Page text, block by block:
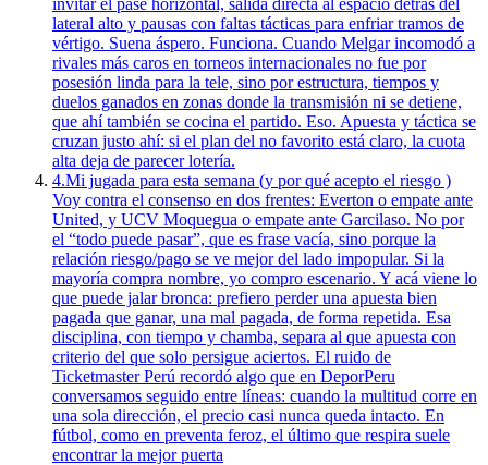
lateral alto y pausas con faltas tácticas para enfriar tramos de
vértigo. Suena áspero. Funciona. Cuando Melgar incomodó a
rivales más caros en torneos internacionales no fue por
posesión linda para la tele, sino por estructura, tiempos y
duelos ganados en zonas donde la transmisión ni se detiene,
que ahí también se cocina el partido. Eso. Apuesta y táctica se
cruzan justo ahí: si el plan del no favorito está claro, la cuota
alta deja de parecer lotería.
4.Mi jugada para esta semana (y por qué acepto el riesgo )
Voy contra el consenso en dos frentes: Everton o empate ante
United, y UCV Moquegua o empate ante Garcilaso. No por
el “todo puede pasar”, que es frase vacía, sino porque la
relación riesgo/pago se ve mejor del lado impopular. Si la
mayoría compra nombre, yo compro escenario. Y acá viene lo
que puede jalar bronca: prefiero perder una apuesta bien
pagada que ganar, una mal pagada, de forma repetida. Esa
disciplina, con tiempo y chamba, separa al que apuesta con
criterio del que solo persigue aciertos. El ruido de
Ticketmaster Perú recordó algo que en DeporPeru
conversamos seguido entre líneas: cuando la multitud corre en
una sola dirección, el precio casi nunca queda intacto. En
fútbol, como en preventa feroz, el último que respira suele
encontrar la mejor puerta